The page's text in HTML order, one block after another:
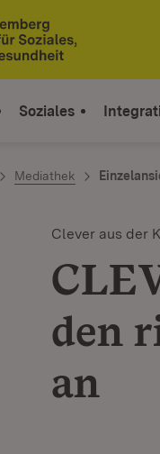
Soziales
Mediathek
Clever aus der
den
an